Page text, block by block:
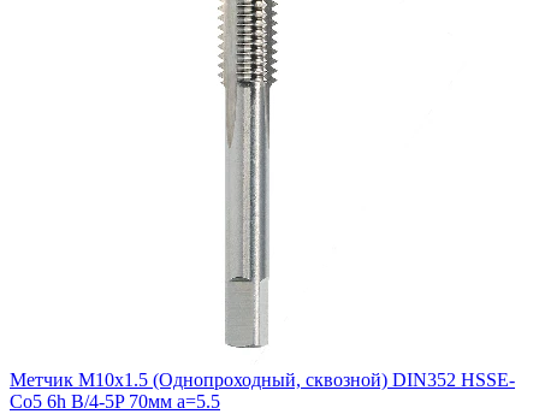
Метчик М10х1.5 (Однопроходный, сквозной) DIN352 HSSE-
Co5 6h B/4-5P 70мм a=5.5